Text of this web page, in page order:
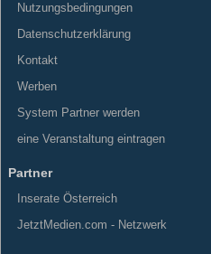
Nutzungsbedingungen
Datenschutzerklärung
Kontakt
Werben
System Partner werden
eine Veranstaltung eintragen
Partner
Inserate Österreich
JetztMedien.com - Netzwerk